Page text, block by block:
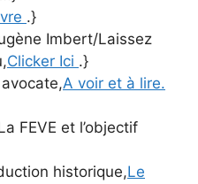
.}
Imbert/Laissez
Clicker Ici .}
avocate,A voir et à lire.
FEVE et l’objectif
historique,Le